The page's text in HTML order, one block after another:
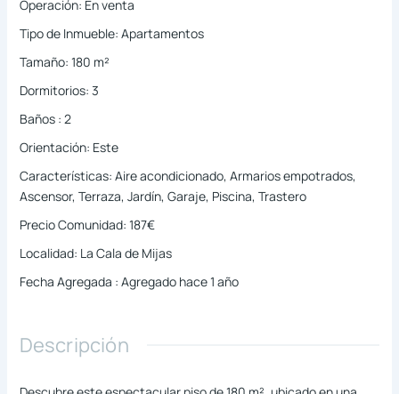
Operación: En venta
Tipo de Inmueble: Apartamentos
Tamaño: 180 m²
Dormitorios: 3
Baños : 2
Orientación: Este
Características: Aire acondicionado, Armarios empotrados,
Ascensor, Terraza, Jardín, Garaje, Piscina, Trastero
Precio Comunidad: 187€
Localidad: La Cala de Mijas
Fecha Agregada : Agregado hace 1 año
Descripción